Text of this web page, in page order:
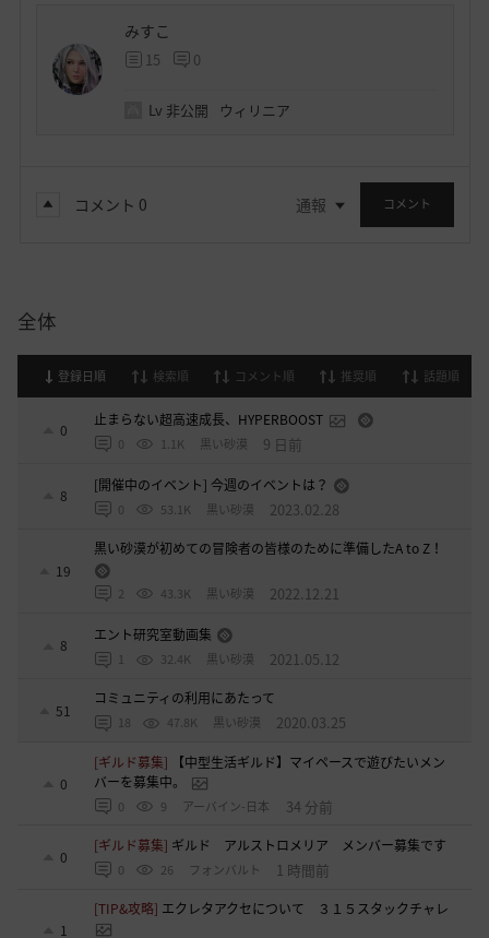
みすこ
15 0
Lv 非公開 ウィリニア
コメント 0 通報 コメント
全体
登録日順 検索順 コメント順 推奨順 話題順
0
止まらない超高速成長、HYPERBOOST
0 1.1K 黒い砂漠 9 日前
8
[開催中のイベント] 今週のイベントは？
0 53.1K 黒い砂漠 2023.02.28
19
黒い砂漠が初めての冒険者の皆様のために準備したA to Z！
2 43.3K 黒い砂漠 2022.12.21
8
エント研究室動画集
1 32.4K 黒い砂漠 2021.05.12
51
コミュニティの利用にあたって
18 47.8K 黒い砂漠 2020.03.25
0
[ギルド募集]
【中型生活ギルド】マイペースで遊びたいメン
バーを募集中。
0 9 アーバイン-日本 34 分前
0
[ギルド募集] ギルド アルストロメリア メンバー募集です
0 26 フォンバルト 1 時間前
1
[TIP&攻略] エクレタアクセについて ３１５スタックチャレ